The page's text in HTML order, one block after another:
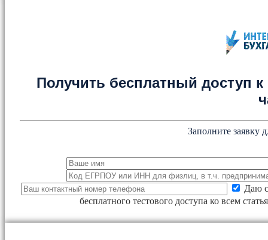
Получить бесплатный доступ к
Заполните заявку
Даю
бесплатного тестового доступа ко всем